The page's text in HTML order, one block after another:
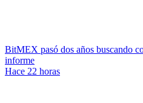
BitMEX pasó dos años buscando
informe
Hace 22 horas